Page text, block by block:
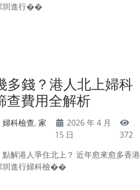
圳進行��
多錢？港人北上婦科
查費用全解析
婦科檢查,家
2026 年 4 月
15 日
372
解港人爭住北上？ 近年愈來愈多香港
圳進行婦科檢��